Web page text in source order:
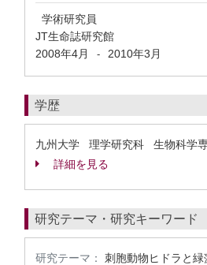
学術研究員
JT生命誌研究館
2008年4月
- 2010年3月
学歴
九州大学 理学研究科 生物科学
詳細を見る
研究テーマ・研究キーワード
研究テーマ：
刺胞動物ヒドラと